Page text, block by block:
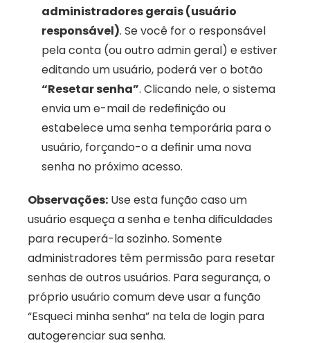
administradores gerais (usuário
responsável). Se você for o responsável
pela conta (ou outro admin geral) e estiver
“Resetar senha”. Clicando nele, o sistema
envia um e-mail de redefinição ou
estabelece uma senha temporária para o
usuário, forçando-o a definir uma nova
senha no próximo acesso.
Observações: Use esta função caso um
usuário esqueça a senha e tenha dificuldades
para recuperá-la sozinho. Somente
administradores têm permissão para resetar
senhas de outros usuários. Para segurança, o
próprio usuário comum deve usar a função
“Esqueci minha senha” na tela de login para
autogerenciar sua senha.